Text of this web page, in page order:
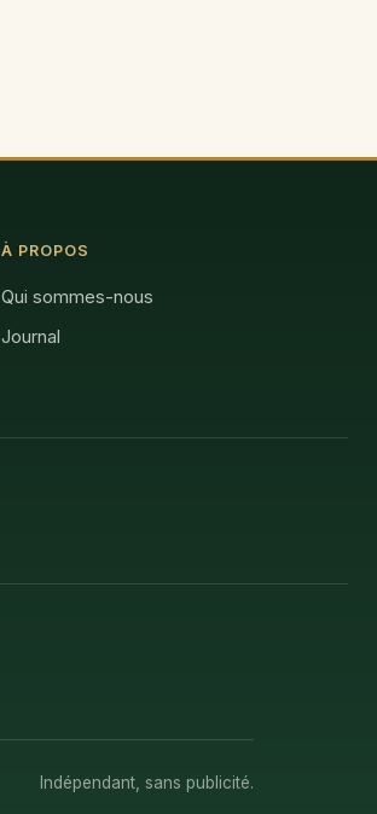
À PROPOS
Qui sommes-nous
Journal
Indépendant, sans publicité.